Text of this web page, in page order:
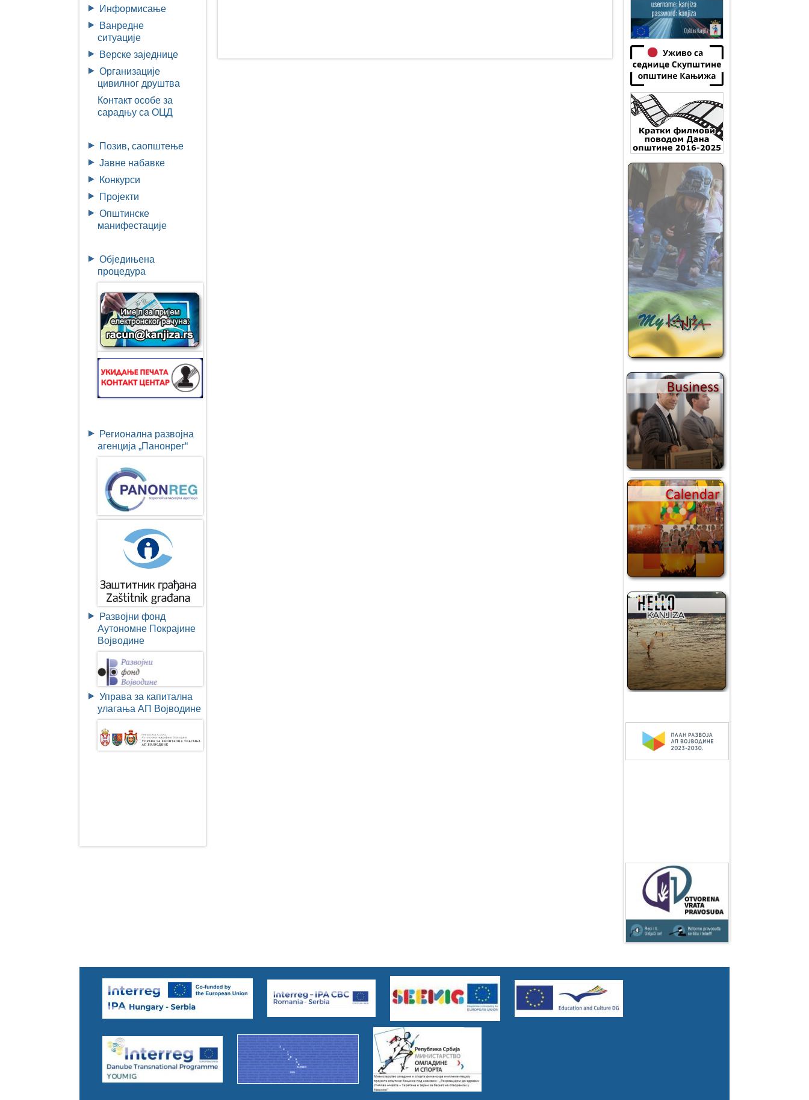
Информисање
Ванредне
ситуације
Верске заједнице
Организације
цивилног друштва
Контакт особе за
сарадњу са ОЦД
Позив, саопштење
Јавне набавке
Конкурси
Пројекти
Општинске
манифестације
Обједињена
процедура
Регионална развојна
агенција „Панонрег“
Развојни фонд
Аутономне Покрајине
Војводине
Управа за капитална
улагања АП Војводине